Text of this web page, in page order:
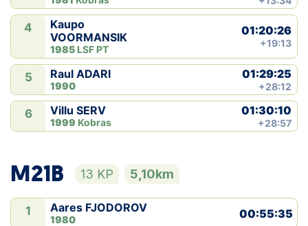
4
Kaupo
VOORMANSIK
1985 LSF PT
01:20:26
+19:13
5 Raul ADARI
1990
01:29:25
+28:12
6 Villu SERV
1999 Kobras
01:30:10
+28:57
M21B 13 KP 5,10km
1 Aares FJODOROV
1980 00:55:35